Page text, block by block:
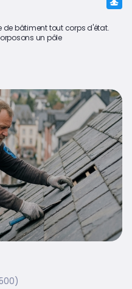
de bâtiment tout corps d'état.
un pôle